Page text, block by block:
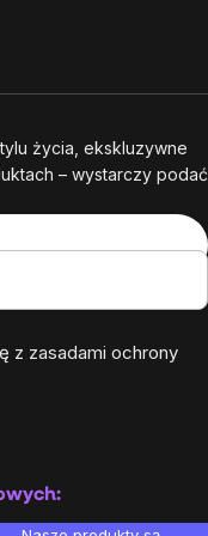
życia, ekskluzywne
– wystarczy podać
z zasadami ochrony